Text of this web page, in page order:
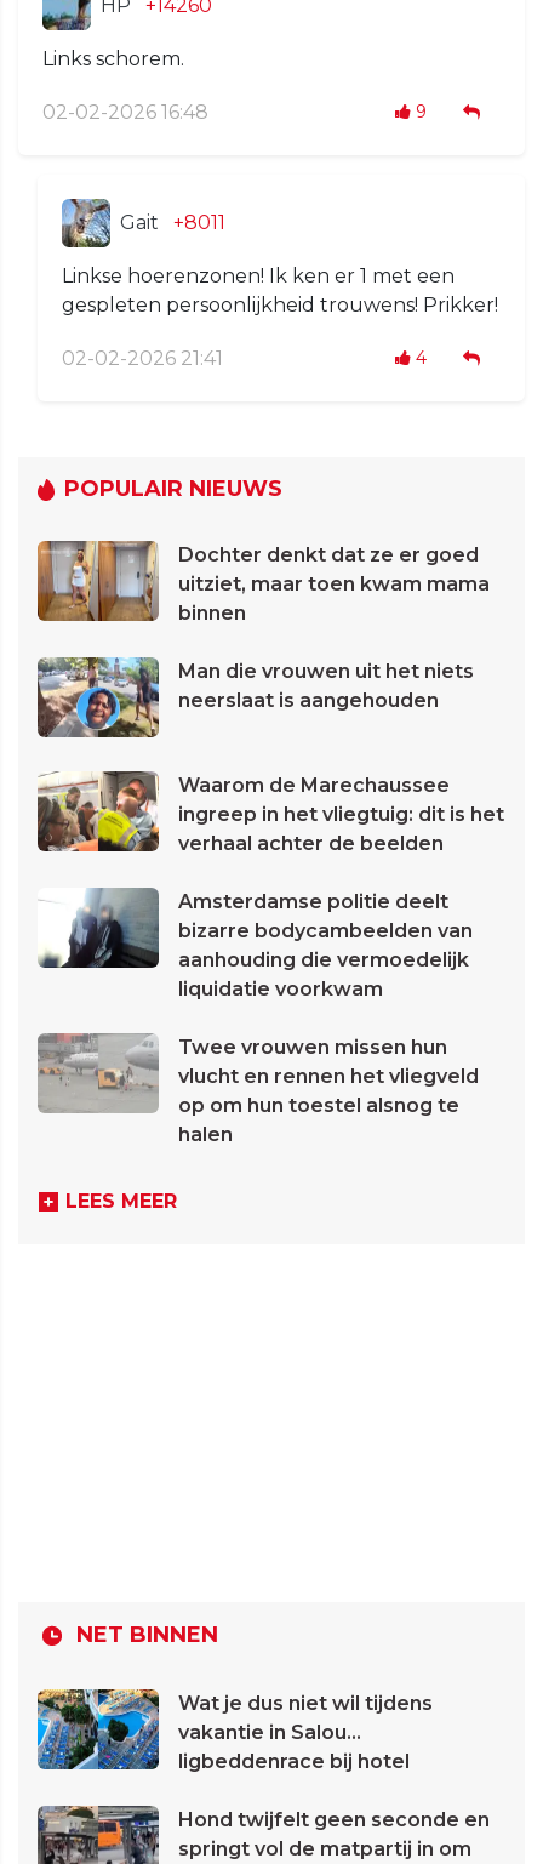
HP +14260
Links schorem.
02-02-2026 16:48 9
Gait +8011
Linkse hoerenzonen! Ik ken er 1 met een
gespleten persoonlijkheid trouwens! Prikker!
02-02-2026 21:41 4
POPULAIR NIEUWS
Dochter denkt dat ze er goed
uitziet, maar toen kwam mama
binnen
Man die vrouwen uit het niets
neerslaat is aangehouden
Waarom de Marechaussee
ingreep in het vliegtuig: dit is het
verhaal achter de beelden
Amsterdamse politie deelt
bizarre bodycambeelden van
aanhouding die vermoedelijk
liquidatie voorkwam
Twee vrouwen missen hun
vlucht en rennen het vliegveld
op om hun toestel alsnog te
halen
LEES MEER
NET BINNEN
Wat je dus niet wil tijdens
vakantie in Salou...
ligbeddenrace bij hotel
Hond twijfelt geen seconde en
springt vol de matpartij in om